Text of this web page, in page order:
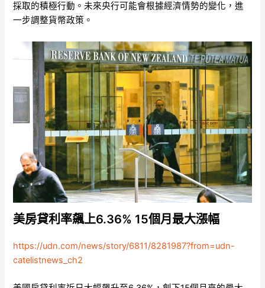
採取的積極行動。未來央行可能會根據經濟情勢的變化，進
一步調整貨幣政策。
美房貸利率飆上6.36% 15個月最大漲幅
https://udn.com/news/story/6811/8281987?from=udn-
catelistnews_ch2